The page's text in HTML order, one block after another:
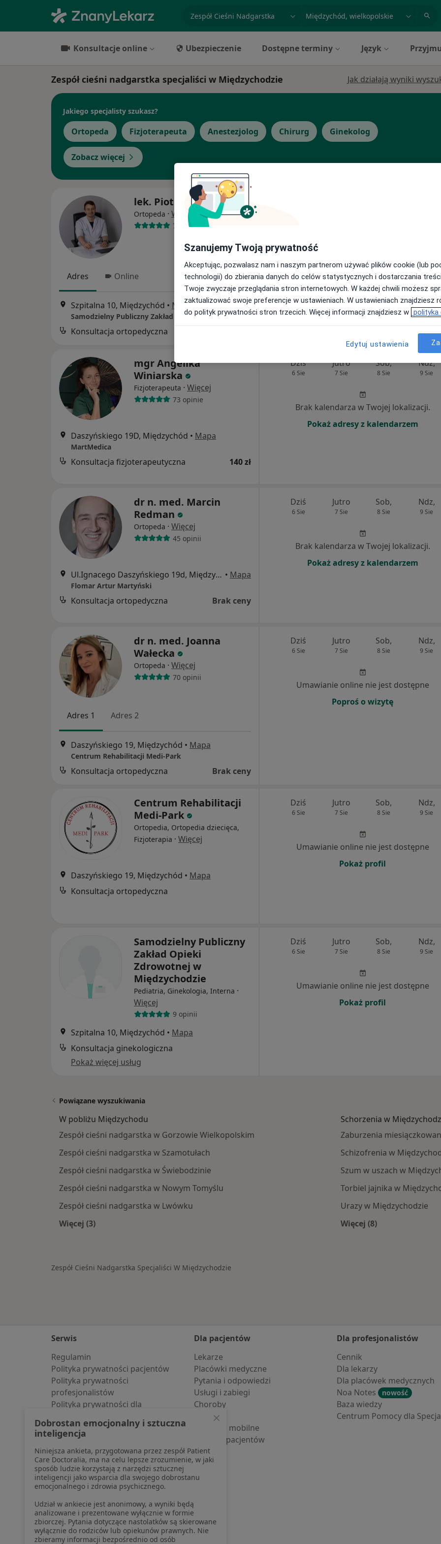
specjalizacja, badanie lub nazwiskomiasto lub dzielnica
Konsultacje online Ubezpieczenie Dostępne terminy Język
Zespół cieśni nadgarstka specjaliści w Międzychodzie Jak działają wyniki
Jakiego specjalisty szukasz?
Ortopeda Fizjoterapeuta Anestezjolog Chirurg Ginekolog
Zobacz więcej
lek. Piotr Czarnota
Ortopeda · Więcej
74 opinie
Adres Online
Szpitalna 10, Międzychód • Mapa
Samodzielny Publiczny Zakład Opieki Zdrowotnej w Międzychodzie
Konsultacja ortopedyczna
Brak kalendarza w Twojej lokalizacji.
Pokaż adresy z kalendarzem
mgr Angelika
Winiarska
Fizjoterapeuta · Więcej
73 opinie
Daszyńskiego 19D, Międzychód • Mapa
MartMedica
Konsultacja fizjoterapeutyczna 140 zł
Dziś
6 Sie
Jutro
7 Sie
Sob,
8 Sie
Ndz,
9 Sie
Brak kalendarza w Twojej lokalizacji.
Pokaż adresy z kalendarzem
dr n. med. Marcin
Redman
Ortopeda · Więcej
45 opinii
Ul.Ignacego Daszyńskiego 19d, Międzychód • Mapa
Flomar Artur Martyński
Konsultacja ortopedyczna Brak ceny
Dziś
6 Sie
Jutro
7 Sie
Sob,
8 Sie
Ndz,
9 Sie
Brak kalendarza w Twojej lokalizacji.
Pokaż adresy z kalendarzem
dr n. med. Joanna
Wałecka
Ortopeda · Więcej
70 opinii
Adres 1 Adres 2
Daszyńskiego 19, Międzychód • Mapa
Centrum Rehabilitacji Medi-Park
Konsultacja ortopedyczna Brak ceny
Dziś
6 Sie
Jutro
7 Sie
Sob,
8 Sie
Ndz,
9 Sie
Umawianie online nie jest dostępne
Poproś o wizytę
Centrum Rehabilitacji
Medi-Park
Ortopedia, Ortopedia dziecięca,
Fizjoterapia · Więcej
Daszyńskiego 19, Międzychód • Mapa
Konsultacja ortopedyczna
Dziś
6 Sie
Jutro
7 Sie
Sob,
8 Sie
Ndz,
9 Sie
Umawianie online nie jest dostępne
Pokaż profil
Samodzielny Publiczny
Zakład Opieki
Zdrowotnej w
Międzychodzie
Pediatria, Ginekologia, Interna ·
Więcej
9 opinii
Szpitalna 10, Międzychód • Mapa
Konsultacja ginekologiczna
Pokaż więcej usług
Dziś
6 Sie
Jutro
7 Sie
Sob,
8 Sie
Ndz,
9 Sie
Umawianie online nie jest dostępne
Pokaż profil
Powiązane wyszukiwania
W pobliżu Międzychodu
Zespół cieśni nadgarstka w Gorzowie Wielkopolskim
Zespół cieśni nadgarstka w Szamotułach
Zespół cieśni nadgarstka w Świebodzinie
Zespół cieśni nadgarstka w Nowym Tomyślu
Zespół cieśni nadgarstka w Lwówku
Więcej (3)
Schorzenia w
Zaburzenia
Schizofrenia w
Szum w uszach w
Torbiel jajnika w
Urazy w Międzychodzie
Więcej (8)
Zespół Cieśni Nadgarstka Specjaliści W Międzychodzie
Serwis
Regulamin
Polityka prywatności pacjentów
Polityka prywatności
profesjonalistów
Polityka prywatności dla
pozyskaliśmy samodzielnie
Polityka cookies
Jak działają wyniki wyszukiwania
Dostępność
O nas
Praca Rekrutujemy!
Partnerzy
Centrum prasowe
Kontakt
Dla pacjentów
Lekarze
Placówki medyczne
Pytania i odpowiedzi
Usługi i zabiegi
Choroby
Pomoc
Aplikacje mobilne
Blog dla pacjentów
Dla profesjonalistów
Cennik
Dla lekarzy
Dla placówek medycznych
Noa Notes
nowość
Baza wiedzy
Centrum Pomocy dla
Szanujemy Twoją prywatność
Akceptując, pozwalasz nam i naszym partnerom używać plików cookie (lub
technologii) do zbierania danych do celów statystycznych i dostarczania
Twoje zwyczaje przeglądania stron internetowych. W każdej chwili możesz
zaktualizować swoje preferencje w ustawieniach. W ustawieniach znajdziesz
do polityk prywatności stron trzecich. Więcej informacji znajdziesz w polityka
Edytuj ustawienia
Dobrostan emocjonalny i sztuczna
inteligencja
Niniejsza ankieta, przygotowana przez zespół Patient
Care Doctoralia, ma na celu lepsze zrozumienie, w jaki
sposób ludzie korzystają z narzędzi sztucznej
inteligencji jako wsparcia dla swojego dobrostanu
emocjonalnego i zdrowia psychicznego.
Udział w ankiecie jest anonimowy, a wyniki będą
analizowane i prezentowane wyłącznie w formie
zbiorczej. Pytania dotyczące nastolatków są skierowane
wyłącznie do rodziców lub opiekunów prawnych. Nie
zbieramy informacji bezpośrednio od osób